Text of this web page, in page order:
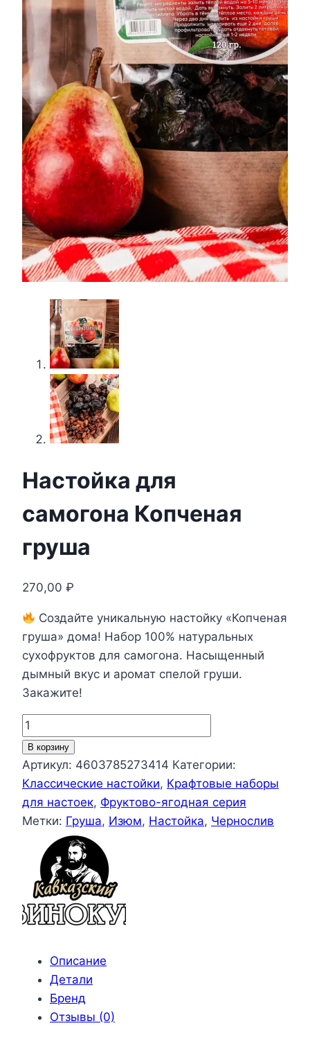
Настойка для
самогона Копченая
груша
270,00 ₽
Создайте уникальную настойку «Копченая
груша» дома! Набор 100% натуральных
сухофруктов для самогона. Насыщенный
дымный вкус и аромат спелой груши.
Закажите!
Количество
товара
Настойка
для
самогона
Копченая
В корзину
Артикул: 4603785273414 Категории:
Классические настойки, Крафтовые наборы
для настоек, Фруктово-ягодная серия
Метки: Груша, Изюм, Настойка, Чернослив
Описание
Детали
Бренд
Отзывы (0)